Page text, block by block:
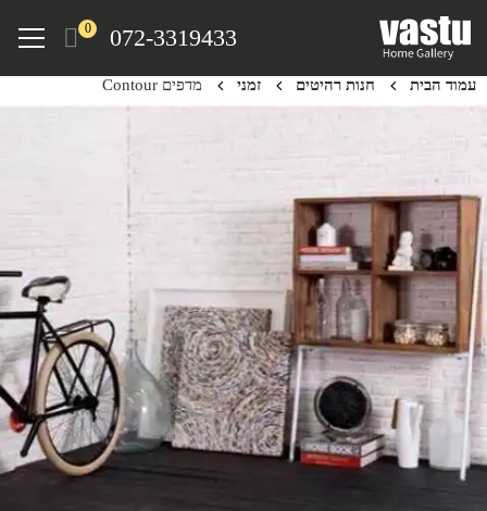
072-3319433
0
Menu
עמוד הבית חנות רהיטים זמני מדפים Contour